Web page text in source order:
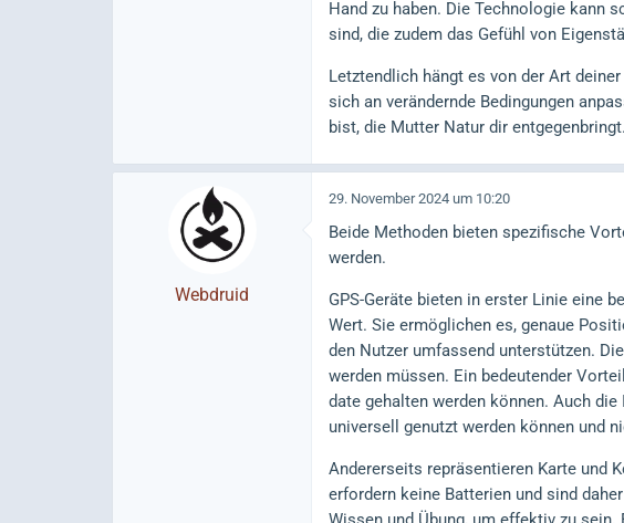
Hand zu haben. Die Technologie kann
sind, die zudem das Gefühl von
Letztendlich hängt es von der Art
sich an verändernde Bedingungen
bist, die Mutter Natur dir entgegenbringt.
Webdruid
29. November 2024 um 10:20
Beide Methoden bieten spezifische
werden.
GPS-Geräte bieten in erster Linie eine
Wert. Sie ermöglichen es, genaue
den Nutzer umfassend unterstützen.
werden müssen. Ein bedeutender
date gehalten werden können. Auch
universell genutzt werden können und
Andererseits repräsentieren Karte und
erfordern keine Batterien und sind